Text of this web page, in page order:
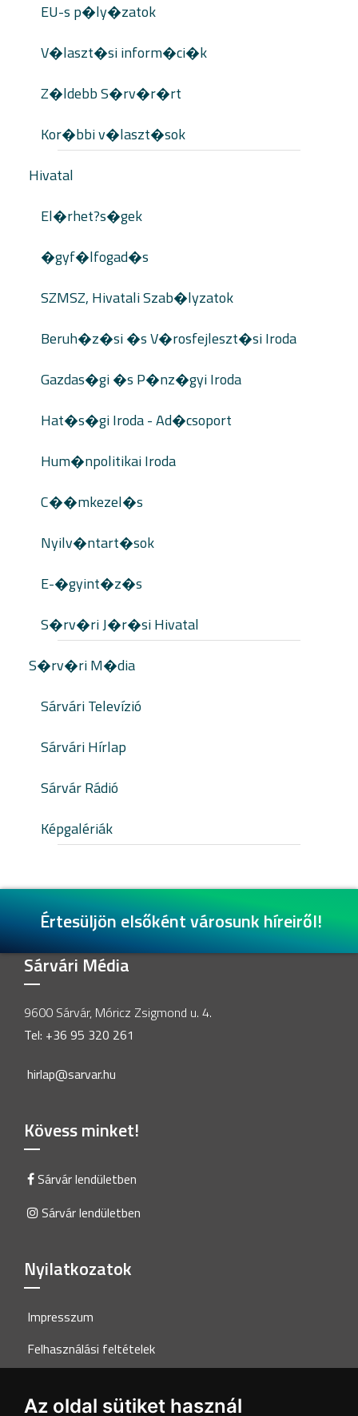
Az oldal sütiket használ
EU-s p�ly�zatok
V�laszt�si inform�ci�k
Z�ldebb S�rv�r�rt
Kor�bbi v�laszt�sok
Hivatal
El�rhet?s�gek
�gyf�lfogad�s
SZMSZ, Hivatali Szab�lyzatok
Beruh�z�si �s V�rosfejleszt�si Iroda
Gazdas�gi �s P�nz�gyi Iroda
Hat�s�gi Iroda - Ad�csoport
Hum�npolitikai Iroda
C��mkezel�s
Nyilv�ntart�sok
E-�gyint�z�s
S�rv�ri J�r�si Hivatal
S�rv�ri M�dia
Sárvári Televízió
Sárvári Hírlap
Sárvár Rádió
Képgalériák
Értesüljön elsőként városunk híreiről!
Sárvári Média
9600 Sárvár, Móricz Zsigmond u. 4.
Tel: +36 95 320 261
hirlap@sarvar.hu
Kövess minket!
Sárvár lendületben
Sárvár lendületben
Nyilatkozatok
Impresszum
Felhasználási feltételek